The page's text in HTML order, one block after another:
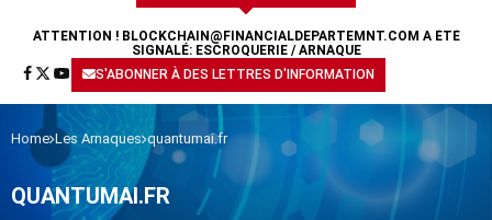
ATTENTION ! BLOCKCHAIN@FINANCIALDEPARTEMNT.COM A ÉTÉ
SIGNALÉ: ESCROQUERIE / ARNAQUE
S'ABONNER À DES LETTRES D'INFORMATION
Home Les Arnaques quantumai.fr
QUANTUMAI.FR